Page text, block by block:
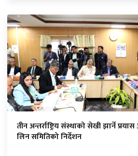
तीन अन्तर्राष्ट्रिय संस्थाको सेखी झार्ने
लिन समितिको निर्देशन